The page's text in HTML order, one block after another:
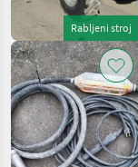
Rabljeni stroj